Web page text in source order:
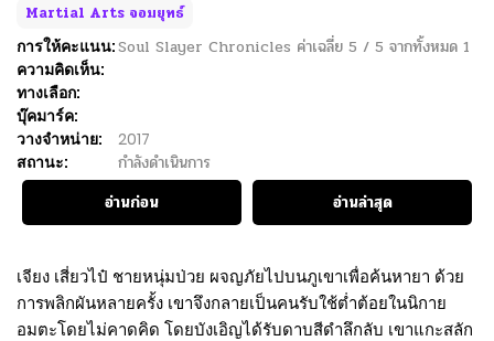
Martial Arts จอมยุทธ์
การให้คะแนน:Soul Slayer Chronicles ค่าเฉลี่ย 5 / 5 จากทั้งหมด 1
ความคิดเห็น:
ทางเลือก:
บุ๊คมาร์ค:
วางจำหน่าย:
2017
สถานะ:
กำลังดำเนินการ
อ่านก่อน
อ่านล่าสุด
เจียง เสี่ยวไป๋ ชายหนุ่มป่วย ผจญภัยไปบนภูเขาเพื่อค้นหายา ด้วย
การพลิกผันหลายครั้ง เขาจึงกลายเป็นคนรับใช้ต่ำต้อยในนิกาย
อมตะโดยไม่คาดคิด โดยบังเอิญได้รับดาบสีดำลึกลับ เขาแกะสลัก